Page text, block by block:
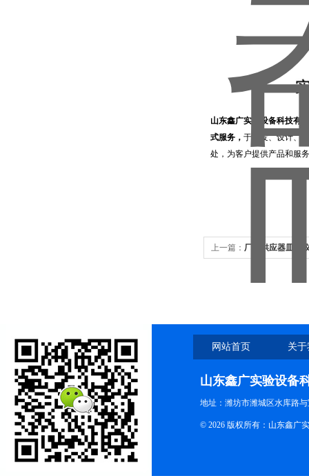
山东鑫广实验设备科技有
式服务， 于研发、设计、
处，为客户提供产品和服
上一篇： 厂家供应器皿柜
网站首页 关
山东鑫广实验设备
地址：潍坊市潍城区水库路
© 2026 版权所有：山东鑫广